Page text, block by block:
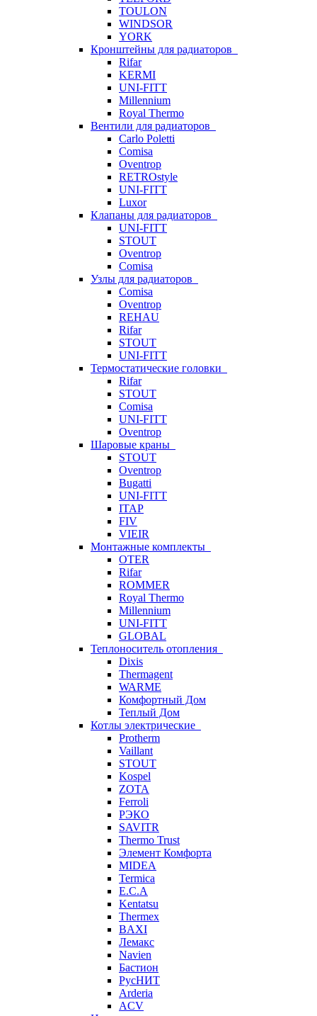
TOULON
WINDSOR
YORK
Кронштейны для радиаторов
Rifar
KERMI
UNI-FITT
Millennium
Royal Thermo
Вентили для радиаторов
Carlo Poletti
Comisa
Oventrop
RETROstyle
UNI-FITT
Luxor
Клапаны для радиаторов
UNI-FITT
STOUT
Oventrop
Comisa
Узлы для радиаторов
Comisa
Oventrop
REHAU
Rifar
STOUT
UNI-FITT
Термостатические головки
Rifar
STOUT
Comisa
UNI-FITT
Oventrop
Шаровые краны
STOUT
Oventrop
Bugatti
UNI-FITT
ITAP
FIV
VIEIR
Монтажные комплекты
OTER
Rifar
ROMMER
Royal Thermo
Millennium
UNI-FITT
GLOBAL
Теплоноситель отопления
Dixis
Thermagent
WARME
Комфортный Дом
Теплый Дом
Котлы электрические
Protherm
Vaillant
STOUT
Kospel
ZOTA
Ferroli
РЭКО
SAVITR
Thermo Trust
Элемент Комфорта
MIDEA
Termica
E.C.A
Kentatsu
Thermex
BAXI
Лемакс
Navien
Бастион
РусНИТ
Arderia
ACV